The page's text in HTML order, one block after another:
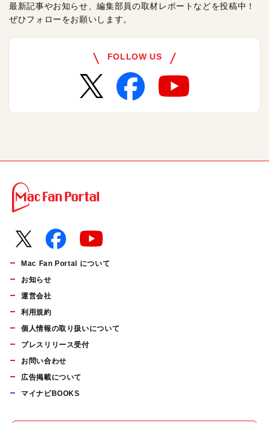
最新記事やお知らせ、編集部員の取材レポートなどを投稿中！
ぜひフォローをお願いします。
FOLLOW US
Mac Fan Portal について
お知らせ
運営会社
利用規約
個人情報の取り扱いについて
プレスリリース受付
お問い合わせ
広告掲載について
マイナビBOOKS